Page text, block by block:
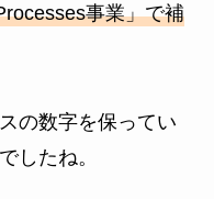
事業」で補
の数字を保ってい
したね。